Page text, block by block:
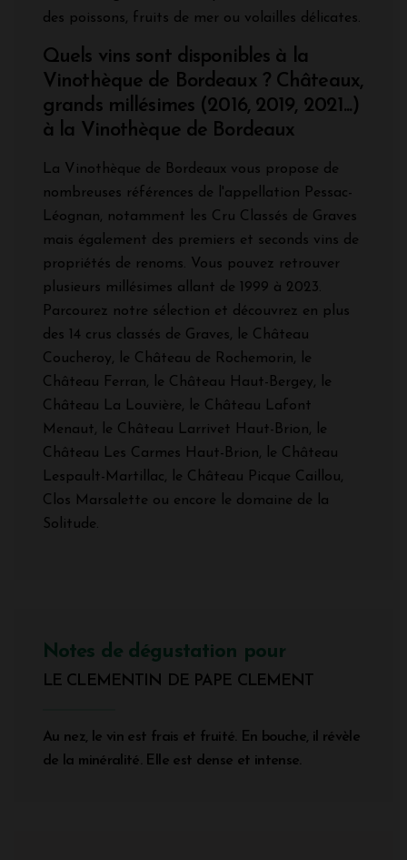
des poissons, fruits de mer ou volailles délicates.
Quels vins sont disponibles à la
Vinothèque de Bordeaux ? Châteaux,
grands millésimes (2016, 2019, 2021...)
à la Vinothèque de Bordeaux
La Vinothèque de Bordeaux vous propose de
nombreuses références de l'appellation Pessac-
Léognan, notamment les Cru Classés de Graves
mais également des premiers et seconds vins de
propriétés de renoms. Vous pouvez retrouver
plusieurs millésimes allant de 1999 à 2023.
Parcourez notre sélection et découvrez en plus
des 14 crus classés de Graves, le Château
Coucheroy, le Château de Rochemorin, le
Château Ferran, le Château Haut-Bergey, le
Château La Louvière, le Château Lafont
Menaut, le Château Larrivet Haut-Brion, le
Château Les Carmes Haut-Brion, le Château
Lespault-Martillac, le Château Picque Caillou,
Clos Marsalette ou encore le domaine de la
Solitude.
Notes de dégustation pour
LE CLEMENTIN DE PAPE CLEMENT
Au nez, le vin est frais et fruité. En bouche, il révèle
de la minéralité. Elle est dense et intense.